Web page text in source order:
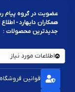
سوکت LAN: اتصال
کلید پاور:کنترل
خرابی هر کدام
انواع قطعات کلید و
سوکت HDMI پلی استیشن و ایکس‌باکس
عضویت در گروه پیام
همکاران دایهارد - اطلاع
جدیدترین محصولات :
اطلاعات مورد نیاز
قوانین فروشگاه